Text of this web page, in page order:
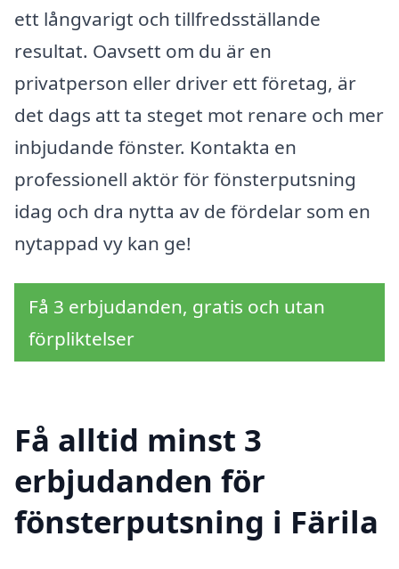
ett långvarigt och tillfredsställande
resultat. Oavsett om du är en
privatperson eller driver ett företag, är
det dags att ta steget mot renare och mer
inbjudande fönster. Kontakta en
professionell aktör för fönsterputsning
idag och dra nytta av de fördelar som en
nytappad vy kan ge!
Få 3 erbjudanden, gratis och utan
förpliktelser
Få alltid minst 3
erbjudanden för
fönsterputsning i Färila